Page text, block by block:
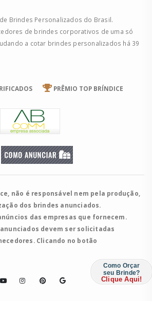
de Brindes Personalizados do Brasil.
de brindes corporativos de uma só
a cotar brindes personalizados há 39
PRÊMIO TOP BRÍNDICE
não é responsável nem pela produção,
dos brindes anunciados.
das empresas que fornecem.
devem ser solicitadas
Clicando no botão
Como Orçar
seu Brinde?
Clique Aqui!